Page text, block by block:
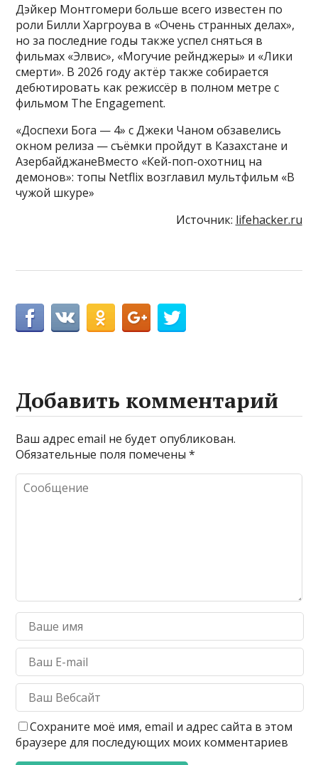
Дэйкер Монтгомери больше всего известен по
роли Билли Харгроува в «Очень странных делах»,
но за последние годы также успел сняться в
фильмах «Элвис», «Могучие рейнджеры» и «Лики
смерти». В 2026 году актёр также собирается
дебютировать как режиссёр в полном метре с
фильмом The Engagement.
«Доспехи Бога — 4» с Джеки Чаном обзавелись
окном релиза — съёмки пройдут в Казахстане и
АзербайджанеВместо «Кей-поп-охотниц на
демонов»: топы Netflix возглавил мультфильм «В
чужой шкуре»
Источник: lifehacker.ru
Добавить комментарий
Ваш адрес email не будет опубликован.
Обязательные поля помечены*
Сохраните моё имя, email и адрес сайта в этом
браузере для последующих моих комментариев